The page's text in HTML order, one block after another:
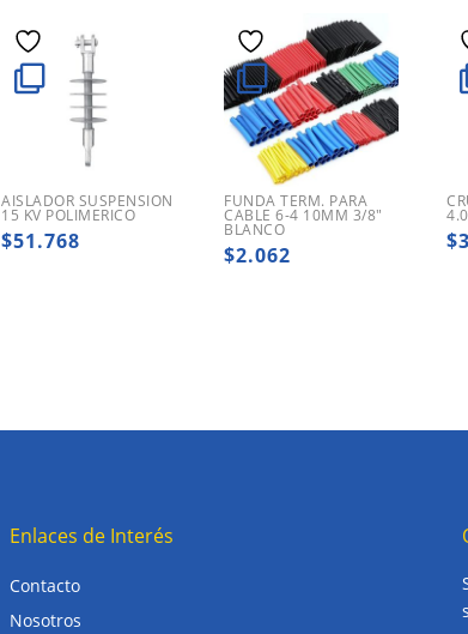
AISLADOR SUSPENSION
15 KV POLIMERICO
$51.768
FUNDA TERM. PARA
CABLE 6-4 10MM 3/8″
BLANCO
$2.062
$
Enlaces de Interés
Contacto
Nosotros